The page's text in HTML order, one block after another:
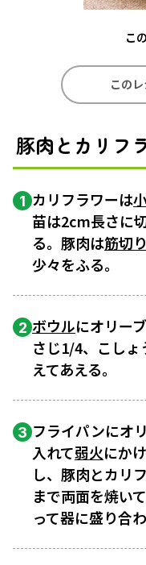
こ
この
豚肉とカリフ
1 カリフラワーは
苗は2cm長さに
る。豚肉は筋切り
少々をふる。
2 ボウルにオリー
さじ1/4、こしょ
えてあえる。
3 フライパンにオ
入れて弱火にか
し、豚肉とカリ
まで両面を焼い
って器に盛り合